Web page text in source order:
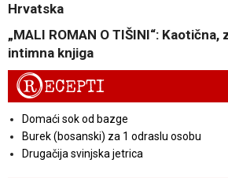
Hrvatska
„MALI ROMAN O TIŠINI“:
intimna knjiga
RECEPTI
Domaći sok od bazge
Burek (bosanski) za 1 odraslu osobu
Drugačija svinjska jetrica